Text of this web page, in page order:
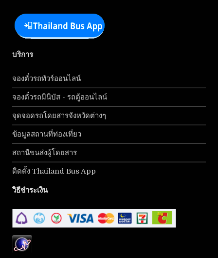
บริการ
จองตั๋วรถทัวร์ออนไลน์
จองตั๋วรถมินิบัส - รถตู้ออนไลน์
จุดจอดรถโดยสารจังหวัดต่างๆ
ข้อมูลสถานที่ท่องเที่ยว
สถานีขนส่งผู้โดยสาร
ติดตั้ง Thailand Bus App
วิธีชำระเงิน